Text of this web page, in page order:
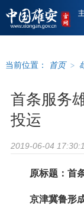
当前位置： 首页 >
首条服务
投运
2019-06-04
原标题：首条
京津冀鲁形成